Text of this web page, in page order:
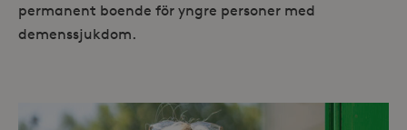
permanent boende för yngre personer med
demenssjukdom.